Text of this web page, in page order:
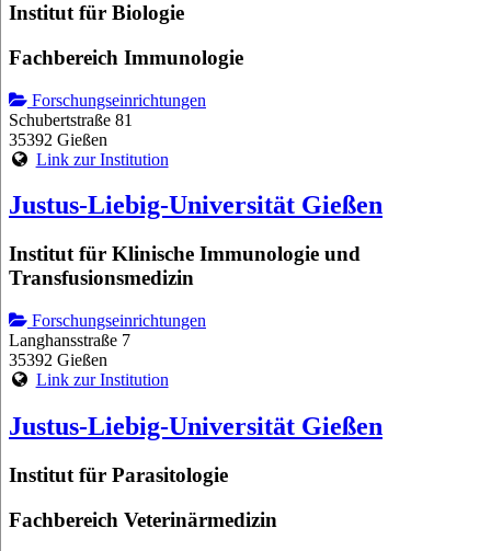
Institut für Biologie
Fachbereich Immunologie
Forschungseinrichtungen
Schubertstraße 81
35392 Gießen
Link zur Institution
Justus-Liebig-Universität Gießen
Institut für Klinische Immunologie und
Transfusionsmedizin
Forschungseinrichtungen
Langhansstraße 7
35392 Gießen
Link zur Institution
Justus-Liebig-Universität Gießen
Institut für Parasitologie
Fachbereich Veterinärmedizin